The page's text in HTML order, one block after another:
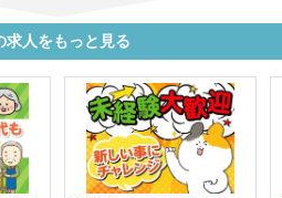
人をもっと見る